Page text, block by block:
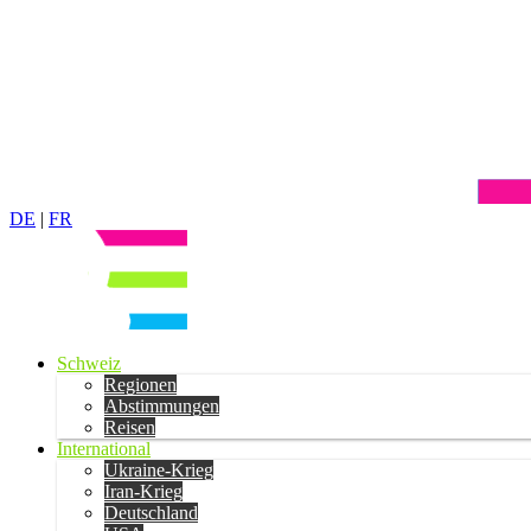
DE | FR
Schweiz
Regionen
Abstimmungen
Reisen
International
Ukraine-Krieg
Iran-Krieg
Deutschland